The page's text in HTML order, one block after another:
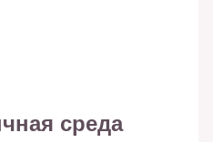
среда